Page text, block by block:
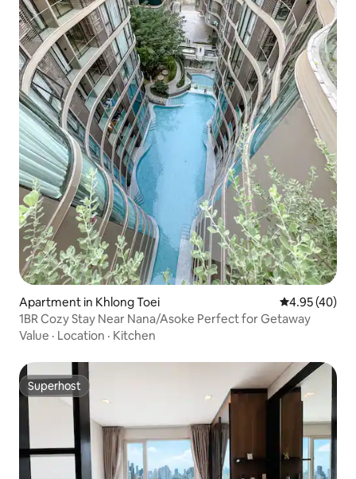
Apartment in Khlong Toei 4.95 out of 5
4.95 (40)
1BR Cozy Stay Near Nana/Asoke Perfect for Getaway
Value · Location · Kitchen
Superhost
Superhost